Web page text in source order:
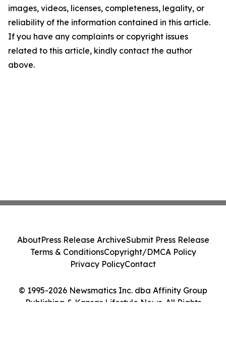
images, videos, licenses, completeness, legality, or
reliability of the information contained in this article.
If you have any complaints or copyright issues
related to this article, kindly contact the author
above.
© 1995-2026 Newsmatics Inc. dba Affinity Group
Publishing & Kansas Lifestyle News. All Rights
AboutPress Release ArchiveSubmit Press Release
Terms & ConditionsCopyright/DMCA Policy
Privacy PolicyContact